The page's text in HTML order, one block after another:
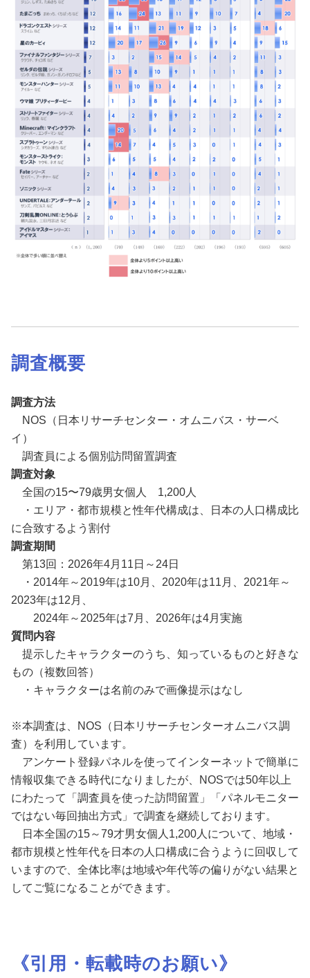
調査概要
調査方法
NOS（日本リサーチセンター・オムニバス・サーベ
イ）
調査員による個別訪問留置調査
調査対象
全国の15〜79歳男女個人 1,200人
・エリア・都市規模と性年代構成は、日本の人口構成比
に合致するよう割付
調査期間
第13回：2026年4月11日～24日
・2014年～2019年は10月、2020年は11月、2021年～
2023年は12月、
2024年～2025年は7月、2026年は4月実施
質問内容
提示したキャラクターのうち、知っているものと好きな
もの（複数回答）
・キャラクターは名前のみで画像提示はなし
※本調査は、NOS（日本リサーチセンターオムニバス調
査）を利用しています。
アンケート登録パネルを使ってインターネットで簡単に
情報収集できる時代になりましたが、NOSでは50年以上
にわたって「調査員を使った訪問留置」「パネルモニター
ではない毎回抽出方式」で調査を継続しております。
日本全国の15～79才男女個人1,200人について、地域・
都市規模と性年代を日本の人口構成に合うように回収して
いますので、全体比率は地域や年代等の偏りがない結果と
してご覧になることができます。
《引⽤・転載時のお願い》